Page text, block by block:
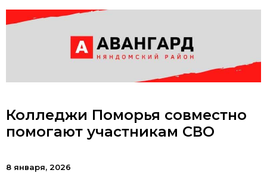
Колледжи Поморья совместно
помогают участникам СВО
8 января, 2026